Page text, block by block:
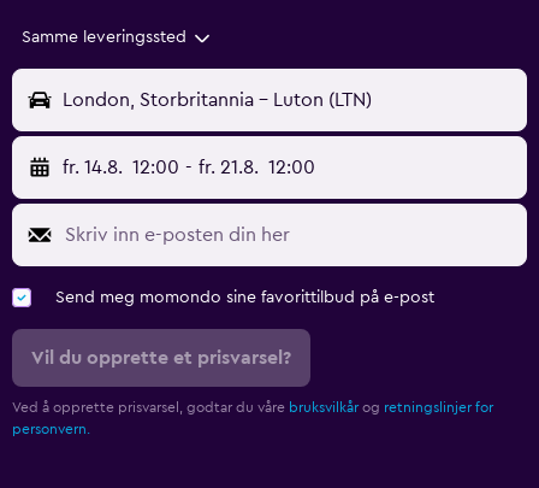
Samme leveringssted
London, Storbritannia - Luton (LTN)
fr. 14.8. 12:00 - fr. 21.8. 12:00
Send meg momondo sine favorittilbud på e-post
Vil du opprette et prisvarsel?
Ved å opprette prisvarsel, godtar du våre bruksvilkår og retningslinjer for
personvern.